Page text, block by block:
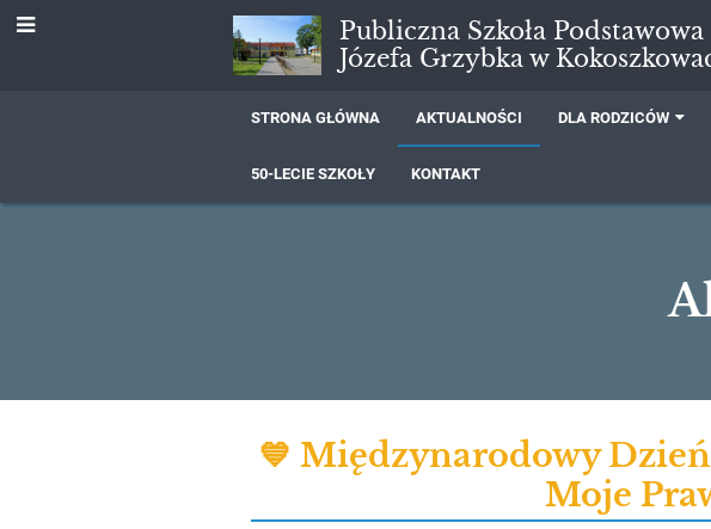
Publiczna Szkoła
Józefa Grzybka w
STRONA GŁÓWNA AKTUALNOŚCI DLA RODZICÓW
50-LECIE SZKOŁY KONTAKT
Aktualności
💙 Międzynarodowy
Moje